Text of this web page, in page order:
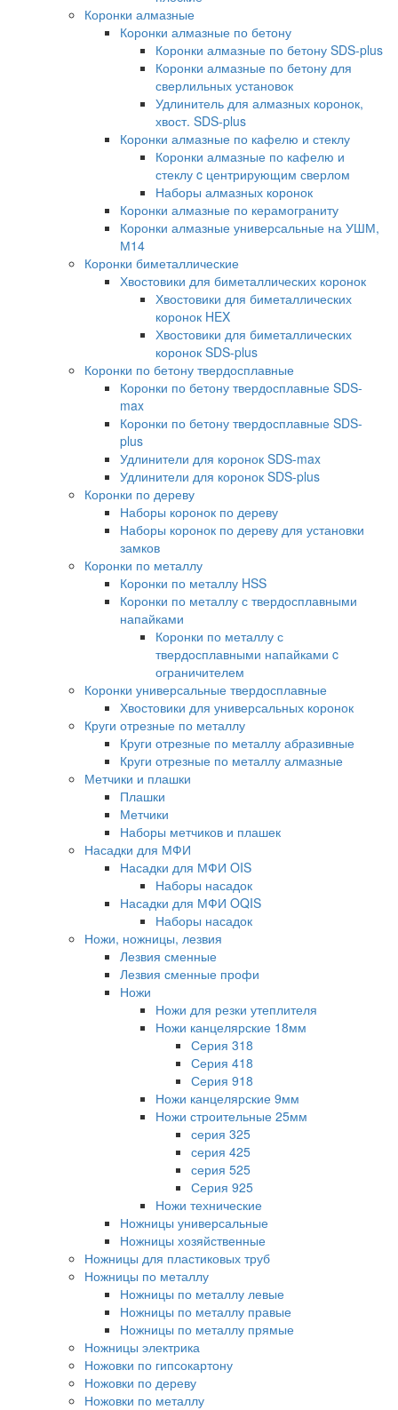
Коронки алмазные
Коронки алмазные по бетону
Коронки алмазные по бетону SDS-plus
Коронки алмазные по бетону для
сверлильных установок
Удлинитель для алмазных коронок,
хвост. SDS-plus
Коронки алмазные по кафелю и стеклу
Коронки алмазные по кафелю и
стеклу c центрирующим сверлом
Наборы алмазных коронок
Коронки алмазные по керамограниту
Коронки алмазные универсальные на УШМ,
М14
Коронки биметаллические
Хвостовики для биметаллических коронок
Хвостовики для биметаллических
коронок HEX
Хвостовики для биметаллических
коронок SDS-plus
Коронки по бетону твердосплавные
Коронки по бетону твердосплавные SDS-
max
Коронки по бетону твердосплавные SDS-
plus
Удлинители для коронок SDS-max
Удлинители для коронок SDS-plus
Коронки по дереву
Наборы коронок по дереву
Наборы коронок по дереву для установки
замков
Коронки по металлу
Коронки по металлу HSS
Коронки по металлу с твердосплавными
напайками
Коронки по металлу с
твердосплавными напайками c
ограничителем
Коронки универсальные твердосплавные
Хвостовики для универсальных коронок
Круги отрезные по металлу
Круги отрезные по металлу абразивные
Круги отрезные по металлу алмазные
Метчики и плашки
Плашки
Метчики
Наборы метчиков и плашек
Насадки для МФИ
Насадки для МФИ OIS
Наборы насадок
Насадки для МФИ OQIS
Наборы насадок
Ножи, ножницы, лезвия
Лезвия сменные
Лезвия сменные профи
Ножи
Ножи для резки утеплителя
Ножи канцелярские 18мм
Серия 318
Серия 418
Серия 918
Ножи канцелярские 9мм
Ножи строительные 25мм
серия 325
серия 425
серия 525
Серия 925
Ножи технические
Ножницы универсальные
Ножницы хозяйственные
Ножницы для пластиковых труб
Ножницы по металлу
Ножницы по металлу левые
Ножницы по металлу правые
Ножницы по металлу прямые
Ножницы электрика
Ножовки по гипсокартону
Ножовки по дереву
Ножовки по металлу